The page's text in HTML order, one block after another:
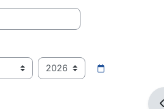
Jahr